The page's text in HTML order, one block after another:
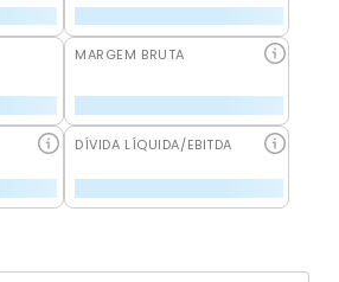
MARGEM BRUTA
DÍVIDA LÍQUIDA/EBITDA